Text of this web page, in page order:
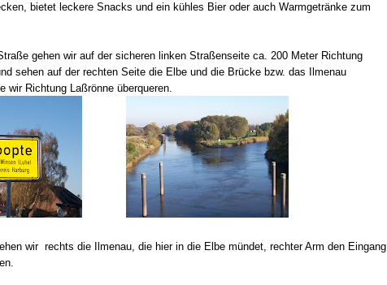
bietet leckere Snacks und ein kühles Bier oder auch Warmgetränke zum
gehen wir auf der sicheren linken Straßenseite ca. 200 Meter Richtung
sehen auf der rechten Seite die Elbe und die Brücke bzw. das Ilmenau
wir Richtung Laßrönne überqueren.
wir rechts die Ilmenau, die hier in die Elbe mündet, rechter Arm den Eingang